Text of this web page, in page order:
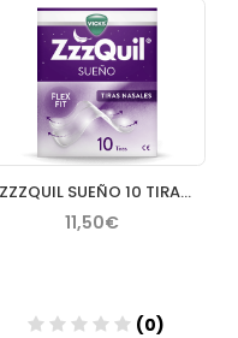
Añadir
ZZZQUIL SUEÑO 10 TIRAS NASALES
11,50€
(0)